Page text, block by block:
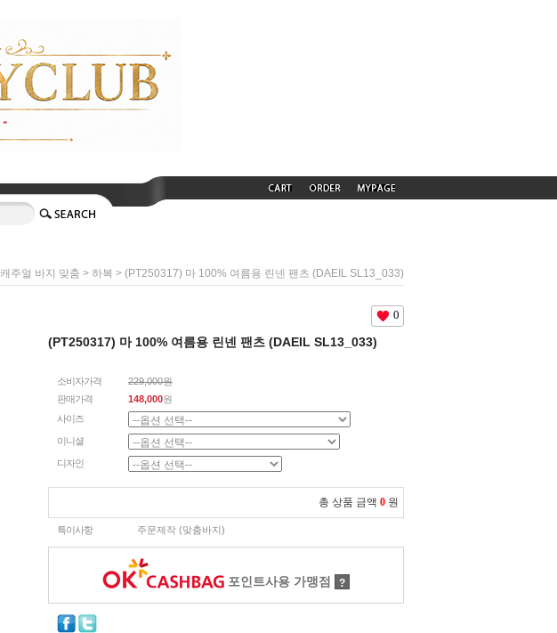
캐주얼 바지 맞춤 > 하복 > (PT250317) 마 100% 여름용 린넨 팬츠 (DAEIL SL13_033)
0
(PT250317) 마 100% 여름용 린넨 팬츠 (DAEIL SL13_033)
소비자가격
229,000원
판매가격
148,000원
사이즈
이니셜
디자인
총 상품 금액 0 원
특이사항 주문제작 (맞춤바지)
포인트사용 가맹점 ?